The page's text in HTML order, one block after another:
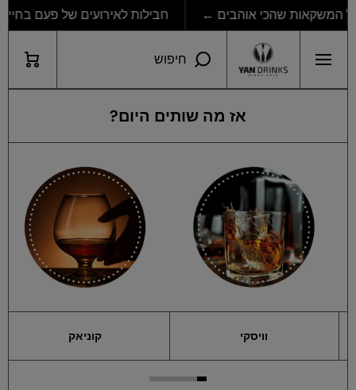
דילוג לתוכן חבילות לאירועים של פעם בחיים
חיפוש
עגלת
קניות
אז מה שותים היום?
וויסקי קוניאק